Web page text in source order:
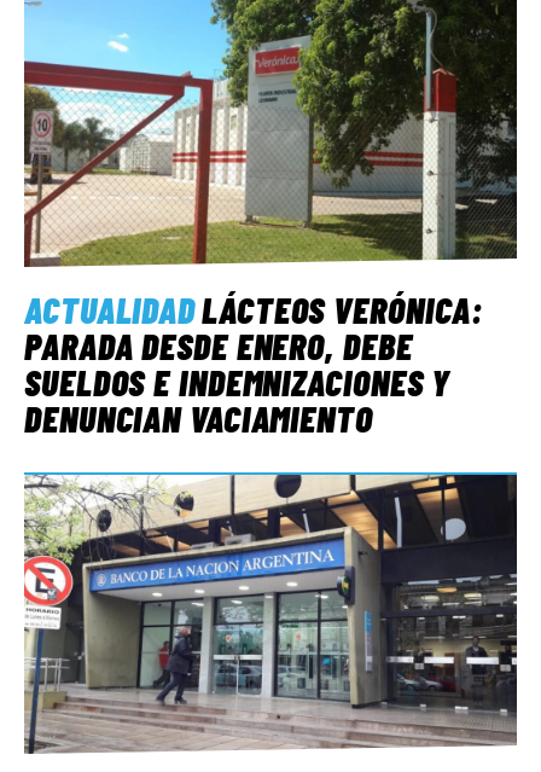
ACTUALIDADLÁCTEOS VERÓNICA:
PARADA DESDE ENERO, DEBE
SUELDOS E INDEMNIZACIONES Y
DENUNCIAN VACIAMIENTO